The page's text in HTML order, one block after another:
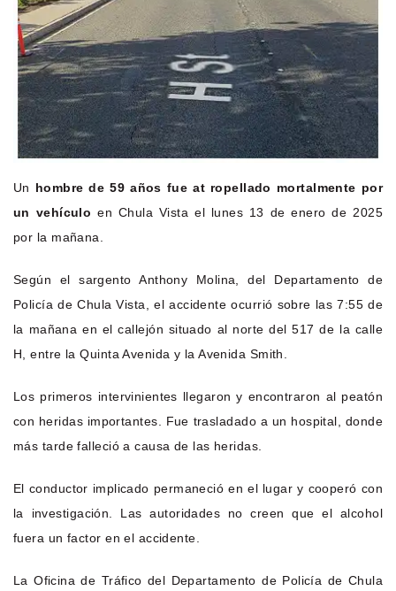
Un hombre de 59 años fue at ropellado mortalmente por
un vehículo en Chula Vista el lunes 13 de enero de 2025
por la mañana.
Según el sargento Anthony Molina, del Departamento de
Policía de Chula Vista, el accidente ocurrió sobre las 7:55 de
la mañana en el callejón situado al norte del 517 de la calle
H, entre la Quinta Avenida y la Avenida Smith.
Los primeros intervinientes llegaron y encontraron al peatón
con heridas importantes. Fue trasladado a un hospital, donde
más tarde falleció a causa de las heridas.
El conductor implicado permaneció en el lugar y cooperó con
la investigación. Las autoridades no creen que el alcohol
fuera un factor en el accidente.
La Oficina de Tráfico del Departamento de Policía de Chula